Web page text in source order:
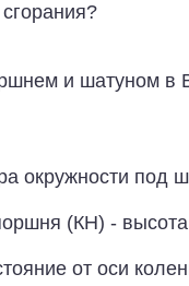
и шатуном в
окружности под
(КН) -
от оси